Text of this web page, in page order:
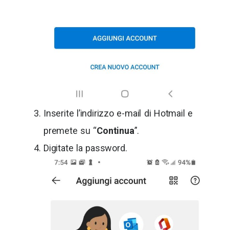
Inserite l’indirizzo e-mail di Hotmail e
premete su “Continua”.
Digitate la password.